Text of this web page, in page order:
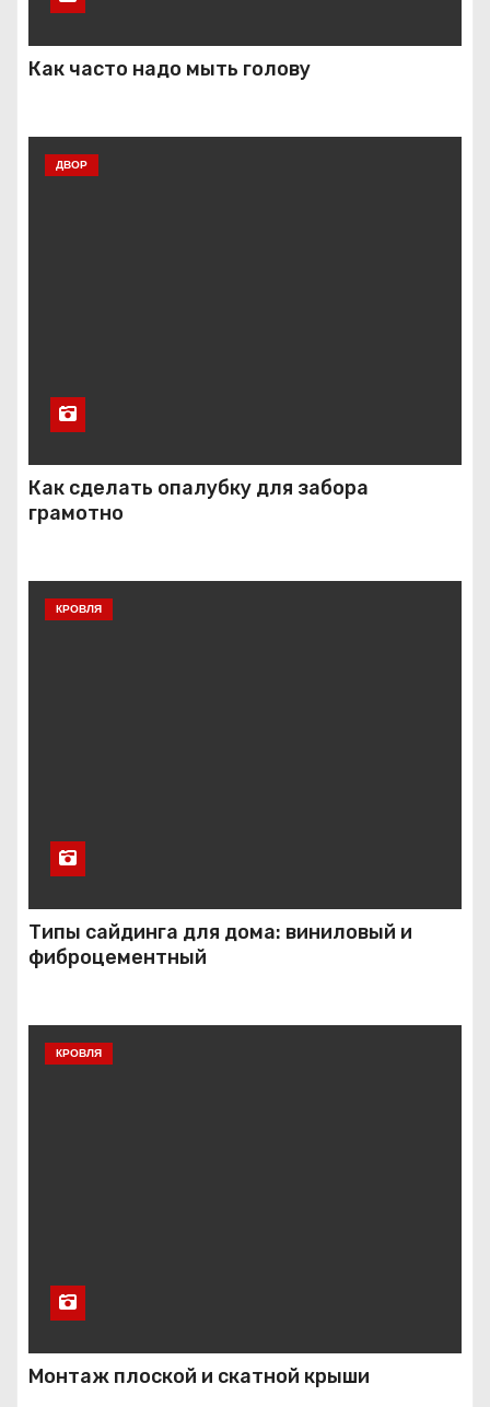
Как часто надо мыть голову
ДВОР
Как сделать опалубку для забора
грамотно
КРОВЛЯ
Типы сайдинга для дома: виниловый и
фиброцементный
КРОВЛЯ
Монтаж плоской и скатной крыши